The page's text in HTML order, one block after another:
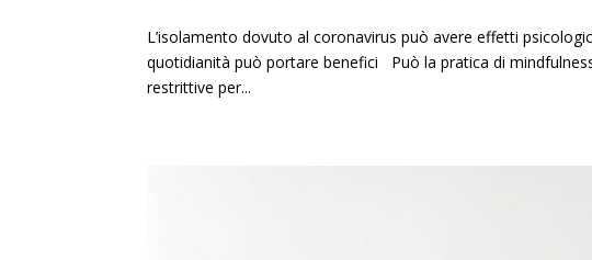
L’isolamento dovuto al coronavirus può avere effetti
quotidianità può portare benefici Può la pratica di
restrittive per...